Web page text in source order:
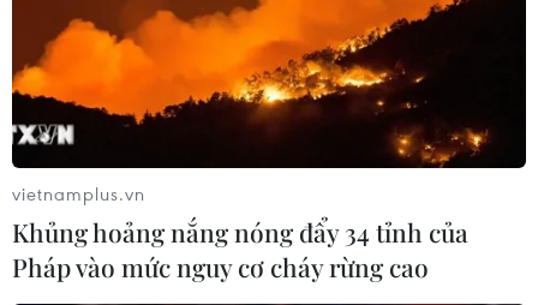
vietnamplus.vn
Khủng hoảng nắng nóng đẩy 34 tỉnh của
Pháp vào mức nguy cơ cháy rừng cao